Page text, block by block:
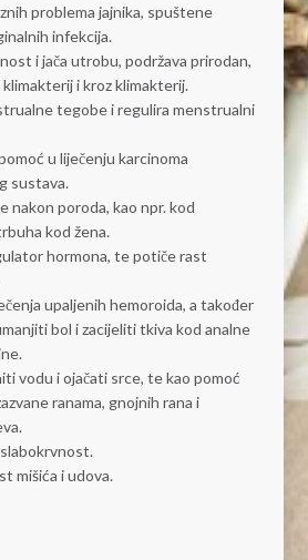
problema jajnika, spuštene
infekcija.
i jača utrobu, podržava prirodan,
klimakterij i kroz klimakterij.
tegobe i regulira menstrualni
u liječenju karcinoma
sustava.
nakon poroda, kao npr. kod
kod žena.
hormona, te potiče rast
upaljenih hemoroida, a također
bol i zacijeliti tkiva kod analne
vodu i ojačati srce, te kao pomoć
ranama, gnojnih rana i
mišića i udova.